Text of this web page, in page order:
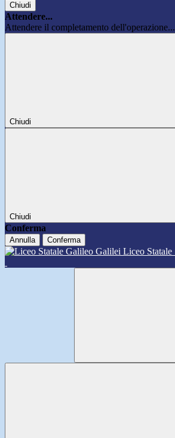
Chiudi
Attendere...
Attendere il completamento dell'operazione...
Chiudi
Chiudi
Conferma
Annulla Conferma
Liceo Statale